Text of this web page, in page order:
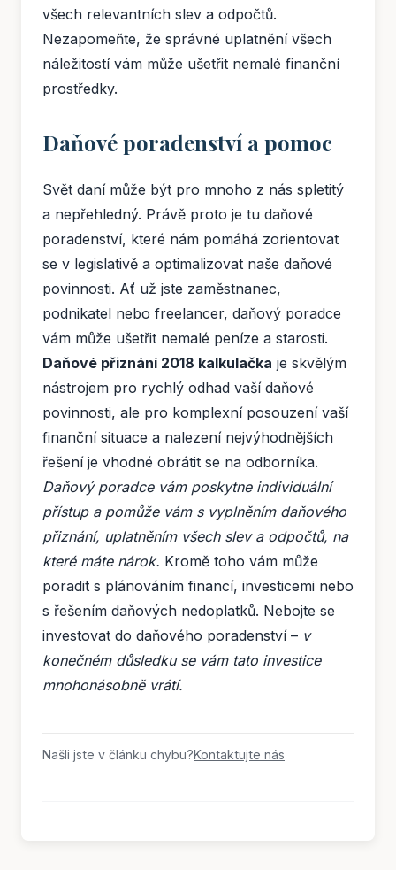
všech relevantních slev a odpočtů.
Nezapomeňte, že správné uplatnění všech
náležitostí vám může ušetřit nemalé finanční
prostředky.
Daňové poradenství a pomoc
Svět daní může být pro mnoho z nás spletitý
a nepřehledný. Právě proto je tu daňové
poradenství, které nám pomáhá zorientovat
se v legislativě a optimalizovat naše daňové
povinnosti. Ať už jste zaměstnanec,
podnikatel nebo freelancer, daňový poradce
vám může ušetřit nemalé peníze a starosti.
Daňové přiznání 2018 kalkulačka je skvělým
nástrojem pro rychlý odhad vaší daňové
povinnosti, ale pro komplexní posouzení vaší
finanční situace a nalezení nejvýhodnějších
řešení je vhodné obrátit se na odborníka.
Daňový poradce vám poskytne individuální
přístup a pomůže vám s vyplněním daňového
přiznání, uplatněním všech slev a odpočtů, na
které máte nárok. Kromě toho vám může
poradit s plánováním financí, investicemi nebo
s řešením daňových nedoplatků. Nebojte se
investovat do daňového poradenství – v
konečném důsledku se vám tato investice
mnohonásobně vrátí.
Našli jste v článku chybu?Kontaktujte nás